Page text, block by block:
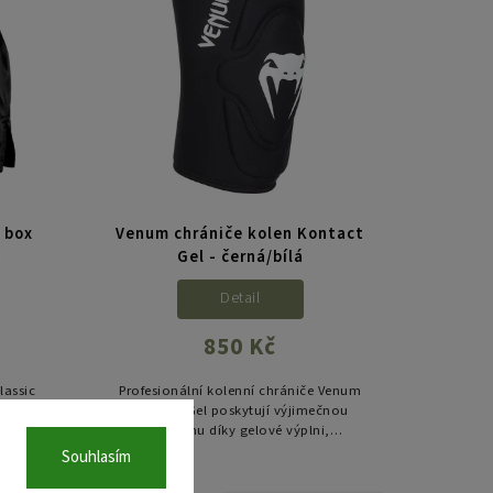
Souhlasím
z
Venum chrániče kolen Kontact
Gel - černá/bílá
850 Kč
Detail
Profesionální kolenní chrániče Venum
Kontact Gel poskytují výjimečnou
ochranu díky gelové výplni,